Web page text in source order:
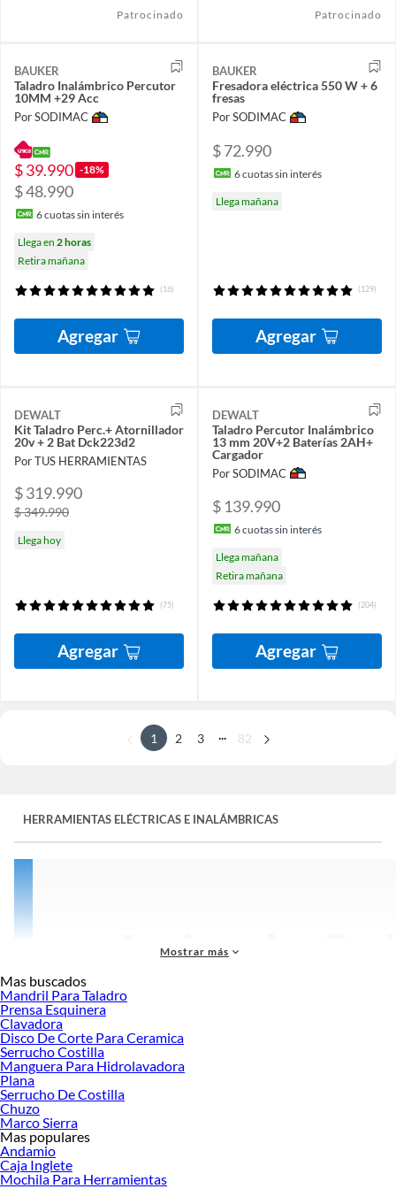
Patrocinado Patrocinado
BAUKER
Taladro Inalámbrico Percutor
10MM +29 Acc
Por SODIMAC
$ 39.990 -18%
$ 48.990
6cuotas sin interés
Llega en 2 horas
Retira mañana
(16)
Agregar
BAUKER
Fresadora eléctrica 550 W + 6
fresas
Por SODIMAC
$ 72.990
6cuotas sin interés
Llega mañana
(129)
Agregar
DEWALT
Kit Taladro Perc.+ Atornillador
20v + 2 Bat Dck223d2
Por TUS HERRAMIENTAS
$ 319.990
$ 349.990
Llega hoy
(75)
Agregar
DEWALT
Taladro Percutor Inalámbrico
13 mm 20V+2 Baterías 2AH+
Cargador
Por SODIMAC
$ 139.990
6cuotas sin interés
Llega mañana
Retira mañana
(204)
Agregar
1 2 3 82
HERRAMIENTAS ELÉCTRICAS E INALÁMBRICAS
Lasherramientas eléctricas e inalámbricas
esfuerzo físico para ejecutar un trabajo, favorecen la obtención de resultados
insuperables en toda clase de trabajos.
Mostrar más
Mas buscados
Mandril Para Taladro
Prensa Esquinera
Clavadora
Disco De Corte Para Ceramica
Serrucho Costilla
Manguera Para Hidrolavadora
Plana
Serrucho De Costilla
Chuzo
Marco Sierra
Mas populares
Andamio
Caja Inglete
Mochila Para Herramientas